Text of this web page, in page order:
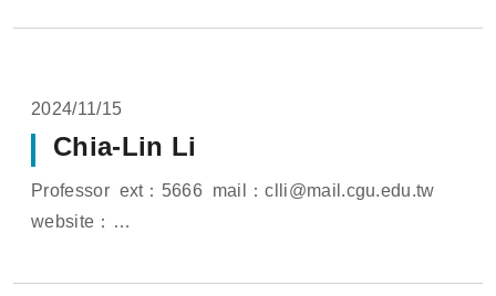
https://pure.lib.cgu.edu.tw/en/persons/kua...
2024/11/15
Chia-Lin Li
Professor ext：5666 mail：clli@mail.cgu.edu.tw
website：
website：https://pure.lib.cgu.edu.tw/en/persons...